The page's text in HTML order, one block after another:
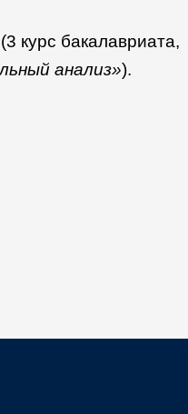
(3 курс бакалавриата,
анализ»).